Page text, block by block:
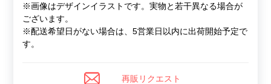
※画像はデザインイラストです。実物と若干異なる場合が
ございます。
※配送希望日がない場合は、5営業日以内に出荷開始予定で
す。
再販リクエスト